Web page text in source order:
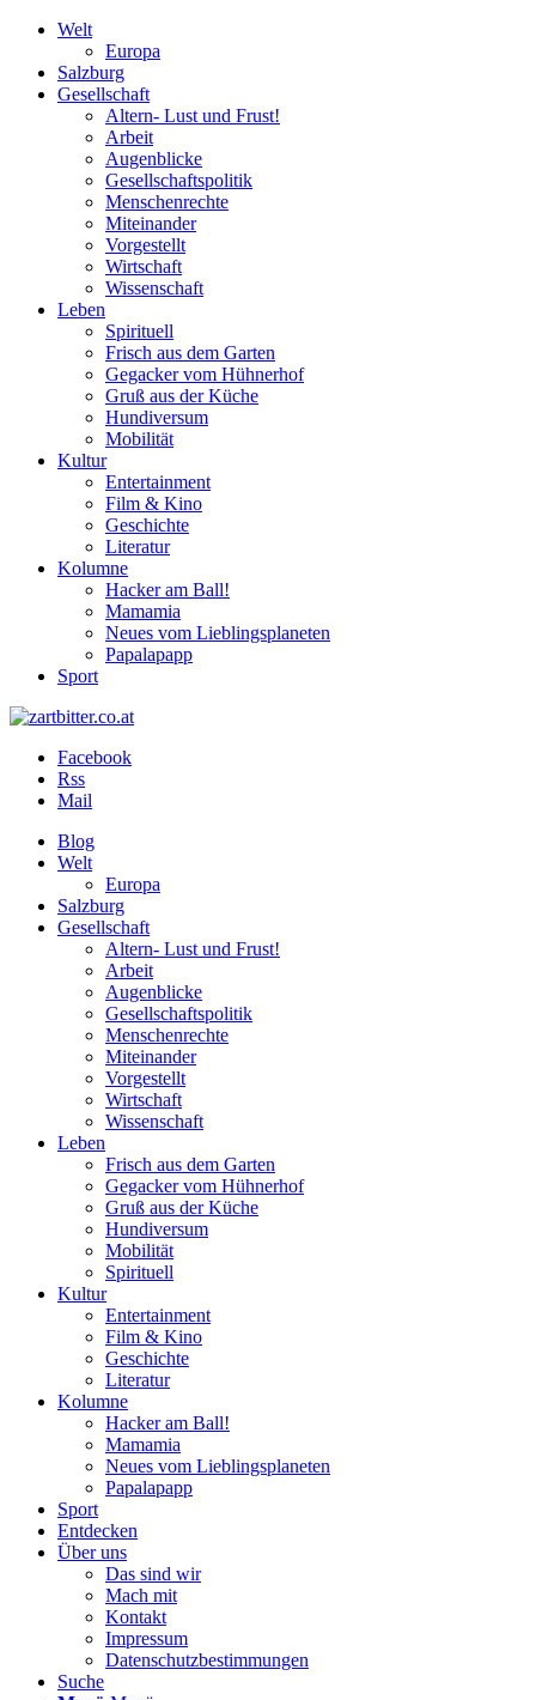
Welt
Europa
Salzburg
Gesellschaft
Altern- Lust und Frust!
Arbeit
Augenblicke
Gesellschaftspolitik
Menschenrechte
Miteinander
Vorgestellt
Wirtschaft
Wissenschaft
Leben
Spirituell
Frisch aus dem Garten
Gegacker vom Hühnerhof
Gruß aus der Küche
Hundiversum
Mobilität
Kultur
Entertainment
Film & Kino
Geschichte
Literatur
Kolumne
Hacker am Ball!
Mamamia
Neues vom Lieblingsplaneten
Papalapapp
Sport
Facebook
Rss
Mail
Blog
Welt
Europa
Salzburg
Gesellschaft
Altern- Lust und Frust!
Arbeit
Augenblicke
Gesellschaftspolitik
Menschenrechte
Miteinander
Vorgestellt
Wirtschaft
Wissenschaft
Leben
Frisch aus dem Garten
Gegacker vom Hühnerhof
Gruß aus der Küche
Hundiversum
Mobilität
Spirituell
Kultur
Entertainment
Film & Kino
Geschichte
Literatur
Kolumne
Hacker am Ball!
Mamamia
Neues vom Lieblingsplaneten
Papalapapp
Sport
Entdecken
Über uns
Das sind wir
Mach mit
Kontakt
Impressum
Datenschutzbestimmungen
Suche